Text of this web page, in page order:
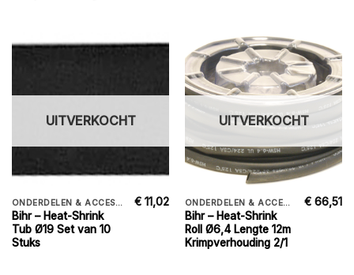
UITVERKOCHT
ONDERDELEN & ACCESSORIES
Bihr – Heat-Shrink
Tub Ø19 Set van 10
Stuks
€ 11,02
UITVERKOCHT
ONDERDELEN & ACCESSORIES
Bihr – Heat-Shrink
Roll Ø6,4 Lengte 12m
Krimpverhouding 2/1
€ 66,51